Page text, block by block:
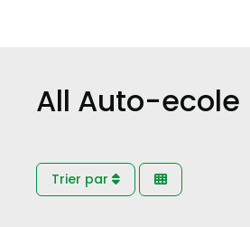
All Auto-ecole
Trier par